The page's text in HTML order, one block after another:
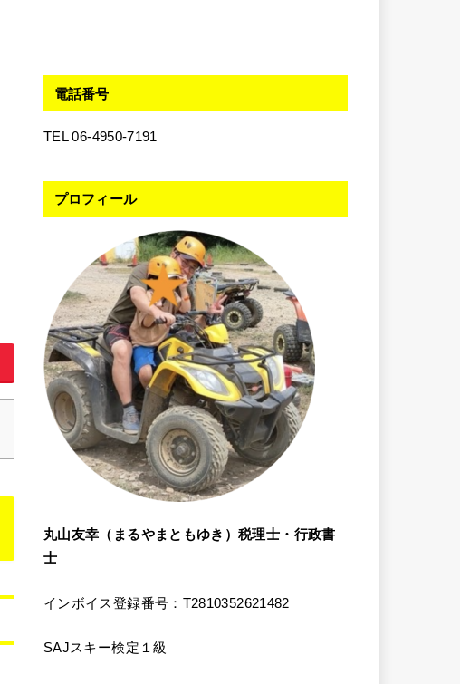
電話番号
TEL 06-4950-7191
プロフィール
丸山友幸（まるやまともゆき）税理士・行政書
士
インボイス登録番号：T2810352621482
SAJスキー検定１級